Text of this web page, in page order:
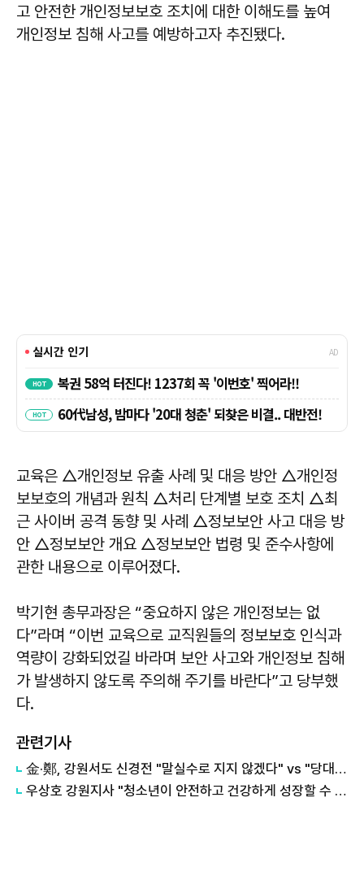
고 안전한 개인정보보호 조치에 대한 이해도를 높여
개인정보 침해 사고를 예방하고자 추진됐다.
교육은 △개인정보 유출 사례 및 대응 방안 △개인정
보보호의 개념과 원칙 △처리 단계별 보호 조치 △최
근 사이버 공격 동향 및 사례 △정보보안 사고 대응 방
안 △정보보안 개요 △정보보안 법령 및 준수사항에
관한 내용으로 이루어졌다.
박기현 총무과장은 “중요하지 않은 개인정보는 없
다”라며 “이번 교육으로 교직원들의 정보보호 인식과
역량이 강화되었길 바라며 보안 사고와 개인정보 침해
가 발생하지 않도록 주의해 주기를 바란다”고 당부했
다.
관련기사
金·鄭, 강원서도 신경전 "말실수로 지지 않겠다" vs "당대표인 양 행동"
우상호 강원지사 "청소년이 안전하고 건강하게 성장할 수 있는 환경 조성할 것"